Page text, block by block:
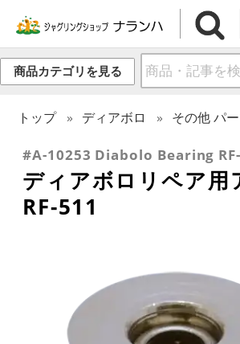
商品カテゴリを見る
トップ ディアボロ その他 パ
#A-10253 Diabolo Bearing
ディアボロリペア用
RF-511